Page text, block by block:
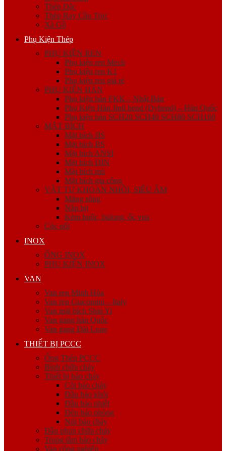
Thép Đặc
Thép Ray Cầu Trục
Xà Gồ
Phụ Kiện Thép
PHỤ KIỆN REN
Phụ kiện ren Mech
Phụ kiện ren K1
Phụ kiện ren giá rẻ
PHỤ KIỆN HÀN
Phụ kiện hàn FKK – Nhật Bản
Phụ Kiện Hàn Jinil bend (Dybend) – Hàn Quốc
Phụ kiện hàn SCH20 SCH40 SCH80 SCH160
MẶT BÍCH
Mặt bích JIS
Mặt bích BS
Mặt bích ANSI
Mặt bích DIN
Mặt bích mù
Mặt bích gia công
VẬT TƯ KHOAN NHỒI, SIÊU ÂM
Măng sông
Nắp bịt
Kẽm buộc, bulong, ốc viss
Cóc nối
INOX
ỐNG INOX
PHỤ KIỆN INOX
VAN
Van ren Minh Hòa
Van ren Giacomini – Italy
Van mặt bích Shin Yi
Van gang hàn Quốc
Van gang Đài Loan
THIẾT BỊ PCCC
Ống Thép PCCC
Bình chữa cháy
Thiết bị báo cháy
Còi báo cháy
Đầu báo khói
Đầu báo nhiệt
Đèn báo phòng
Nút báo cháy
Đầu phun chữa cháy
Trung tâm báo cháy
Van công nghiệp